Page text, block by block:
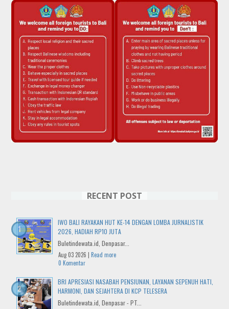
RECENT POST
IWO BALI RAYAKAN HUT KE-14 DENGAN LOMBA JURNALISTIK
2026, HADIAH RP10 JUTA
Buletindewata.id, Denpasar...
Aug 03 2026 | Read more
0 Komentar
BRI APRESIASI NASABAH PENSIUNAN, LAYANAN SEPENUH HATI,
HARMONI, DAN SEJAHTERA DI KCP TELESERA
Buletindewata.id, Denpasar - PT...